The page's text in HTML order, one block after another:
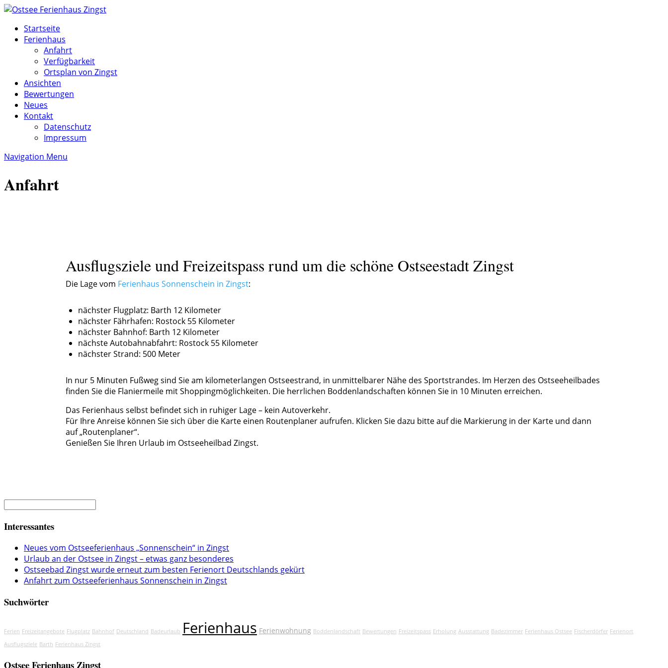
Startseite
Ferienhaus
Anfahrt
Verfügbarkeit
Ortsplan von Zingst
Ansichten
Bewertungen
Neues
Kontakt
Datenschutz
Impressum
Navigation Menu
Anfahrt
Ausflugsziele und Freizeitspass rund um die schöne Ostseestadt Zingst
Die Lage vom Ferienhaus Sonnenschein in Zingst:
nächster Flugplatz: Barth 12 Kilometer
nächster Fährhafen: Rostock 55 Kilometer
nächster Bahnhof: Barth 12 Kilometer
nächste Autobahnabfahrt: Rostock 55 Kilometer
nächster Strand: 500 Meter
In nur 5 Minuten Fußweg sind Sie am kilometerlangen Ostseestrand, in unmittelbarer Nähe des Sportstrandes. Im Herzen des Ostseeheilbades
finden Sie die Flaniermeile mit Shoppingmöglichkeiten. Die herrlichen Boddenlandschaften können Sie in 10 Minuten erreichen.
Das Ferienhaus selbst befindet sich in ruhiger Lage – kein Autoverkehr.
Für Ihre Anreise können Sie sich über die Karte einen Routenplaner aufrufen. Klicken Sie dazu bitte auf die Markierung in der Karte und dann
auf „Routenplaner“.
Genießen Sie Ihren Urlaub im Ostseeheilbad Zingst.
Interessantes
Neues vom Ostseeferienhaus „Sonnenschein“ in Zingst
Urlaub an der Ostsee in Zingst – etwas ganz besonderes
Ostseebad Zingst wurde erneut zum besten Ferienort Deutschlands gekürt
Anfahrt zum Ostseeferienhaus Sonnenschein in Zingst
Suchwörter
Ferien Freizeitangebote Flugplatz Bahnhof Deutschland Badeurlaub Ferienhaus Ferienwohnung Boddenlandschaft Bewertungen Freizeitspass Erholung Ausstattung Badezimmer Ferienhaus Ostsee Fischerdörfer Ferienort
Ausflugsziele Barth Ferienhaus Zingst
Ostsee Ferienhaus Zingst